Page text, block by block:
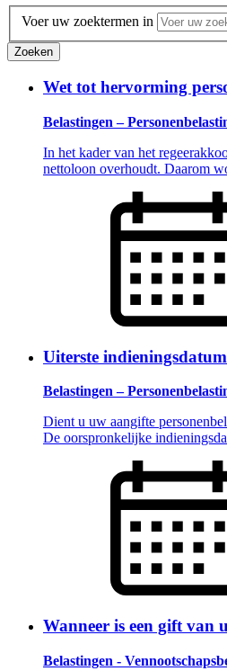
Voer uw zoektermen in
Zoeken
Wet tot hervorming
Belastingen –
In het kader van het
nettoloon overhoudt. Daarom
Uiterste
Belastingen –
Dient u uw aangifte
De oorspronkelijke
Wanneer is een gift van
Belastingen -